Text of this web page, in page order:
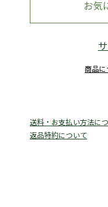
お気
商品に
送料・お支払い方法に
返品特約について